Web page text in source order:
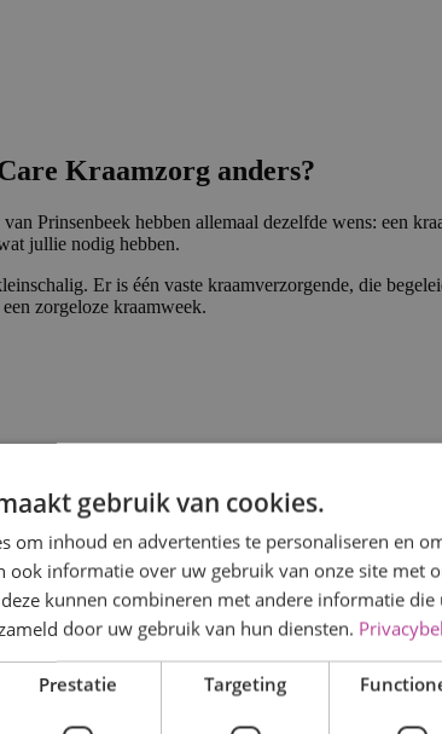
Kraamzorg anders?
Prinsenbeek hebben allemaal dezelfde wens: een
jullie nodig hebben.
Er is één vaste kraamverzorgende, die
zorgeloze kraamweek.
gebruik van cookies.
om inhoud en advertenties te personaliseren en
ook informatie over uw gebruik van onze site met
kunnen combineren met andere informatie
door uw gebruik van hun diensten.
Prestatie Targeting